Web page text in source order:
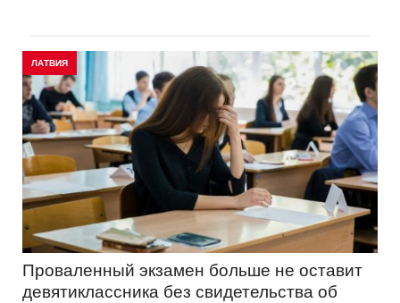
ЛАТВИЯ
Проваленный экзамен больше не оставит
девятиклассника без свидетельства об